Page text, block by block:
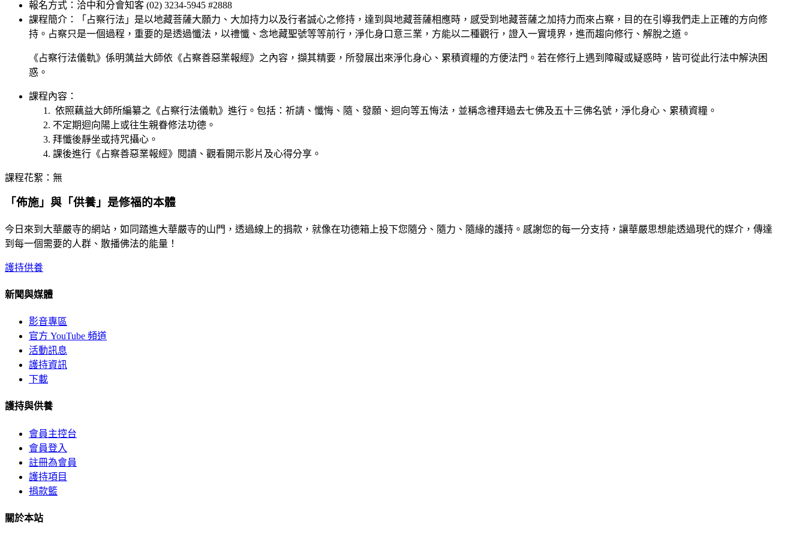
報名方式：洽中和分會知客 (02) 3234-5945 #2888
課程簡介：「占察行法」是以地藏菩薩大願力、大加持力以及行者誠心之修持，達到與地藏菩薩相應時，感受到地藏菩薩之加持力而來占察，目的在引導我們走上正確的方向修
持。占察只是一個過程，重要的是透過懺法，以禮懺、念地藏聖號等等前行，淨化身口意三業，方能以二種觀行，證入一實境界，進而趨向修行、解脫之道。
《占察行法儀軌》係明蕅益大師依《占察善惡業報經》之內容，擷其精要，所發展出來淨化身心、累積資糧的方便法門。若在修行上遇到障礙或疑惑時，皆可從此行法中解決困
惑。
課程內容：
依照藕益大師所編纂之《占察行法儀軌》進行。包括：祈請、懺悔、隨、發願、迴向等五悔法，並稱念禮拜過去七佛及五十三佛名號，淨化身心、累積資糧。
不定期迴向陽上或往生親眷修法功德。
拜懺後靜坐或持咒攝心。
課後進行《占察善惡業報經》閱讀、觀看開示影片及心得分享。
課程花絮：無
「佈施」與「供養」是修福的本體
今日來到大華嚴寺的網站，如同踏進大華嚴寺的山門，透過線上的捐款，就像在功德箱上投下您隨分、隨力、隨緣的護持。感謝您的每一分支持，讓華嚴思想能透過現代的媒介，傳達
到每一個需要的人群、散播佛法的能量！
護持供養
新聞與媒體
影音專區
官方 YouTube 頻道
活動訊息
護持資訊
下載
護持與供養
會員主控台
會員登入
註冊為會員
護持項目
捐款籃
關於本站